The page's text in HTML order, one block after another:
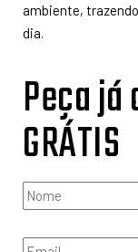
ambiente,
dia.
Peça
GRÁTIS